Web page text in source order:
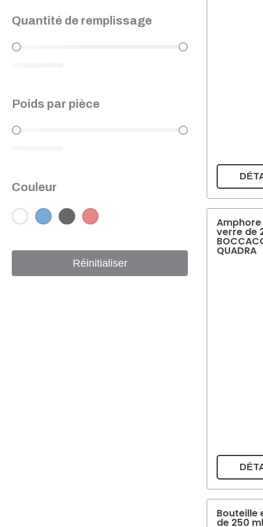
Quantité de remplissage
Quantité de remplissage
Poids par pièce
Poids par pièce
Couleur
Couleur
Blanc(15)Bleu(3)
Réinitialiser
Amphore
verre de
QUADRA
Bouteille
de 250 ml